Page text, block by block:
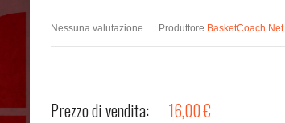
Nessuna valutazione Produttore BasketCoach.Net
Prezzo di vendita: 16,00 €